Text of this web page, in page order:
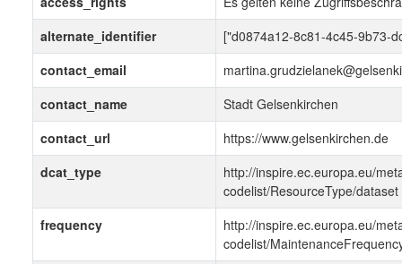
alternate_identifier
["d0874a12-8c81-4c45-9b73-
contact_email
contact_name
Stadt Gelsenkirchen
contact_url
https://www.gelsenkirchen.de
dcat_type
http://inspire.ec.europa.eu/
codelist/ResourceType/dataset
frequency
http://inspire.ec.europa.eu/
codelist/